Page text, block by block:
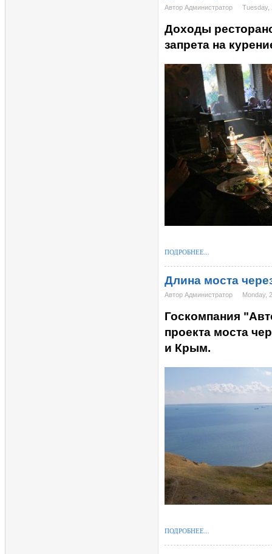
Автор Администратор Tuesday,
Доходы
запрета на
ПОДРОБНЕЕ...
Длина моста
Автор Администратор Monday,
Госкомпания
проекта моста
и Крым.
ПОДРОБНЕЕ...